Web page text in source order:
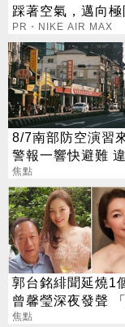
踩著空氣，邁向
PR・NIKE AIR MAX
8/7南部防空演習
警報一響快避難
開罰15萬
焦點
郭台銘緋聞延燒1
曾馨瑩深夜發聲
吐盡最心繫的事
焦點